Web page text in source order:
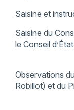
Saisine et
Saisine du
le Conseil
Observations
Robillot) et du